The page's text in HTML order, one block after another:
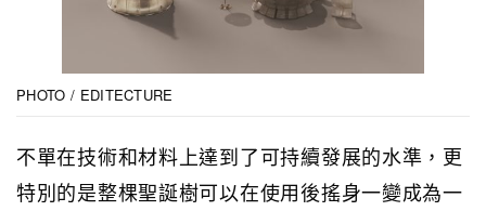
PHOTO / EDITECTURE
不單在技術和材料上達到了可持續發展的水準，更
特別的是整棵聖誕樹可以在使用後搖身一變成為一